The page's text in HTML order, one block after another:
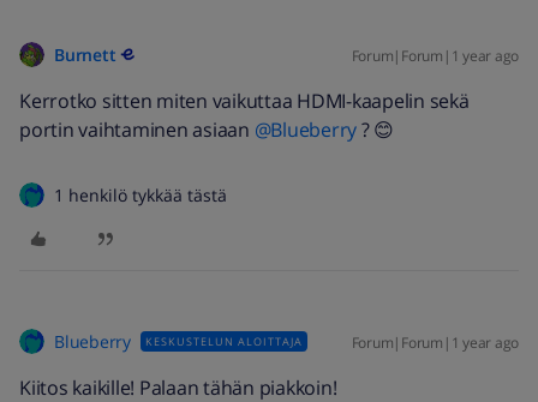
Burnett Forum|Forum|1 year ago
Kerrotko sitten miten vaikuttaa HDMI-kaapelin sekä
portin vaihtaminen asiaan @Blueberry? 😊
1 henkilö tykkää tästä
Blueberry KESKUSTELUN ALOITTAJA Forum|Forum|1 year ago
Kiitos kaikille! Palaan tähän piakkoin!